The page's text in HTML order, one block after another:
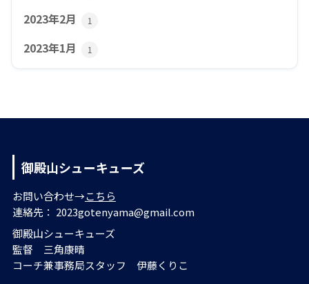
2023年2月 1
2023年1月 1
御殿山シューキューズ
お問い合わせ→こちら
連絡先： 2023gotenyama@gmail.com
御殿山シューキューズ
監督 三角康晴
コーチ兼事務局スタッフ 伊藤くりこ